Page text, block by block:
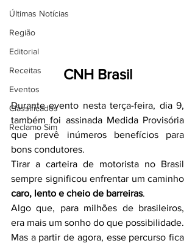
Últimas Notícias
Região
Editorial
Receitas
Eventos
Classificados
Reclamo Sim
CNH Brasil
Durante evento nesta terça-feira, dia 9,
também foi assinada Medida Provisória
que prevê inúmeros benefícios para
bons condutores.
Tirar a carteira de motorista no Brasil
caro, lento e cheio de barreiras.
Algo que, para milhões de brasileiros,
era mais um sonho do que possibilidade.
Mas a partir de agora, esse percurso fica